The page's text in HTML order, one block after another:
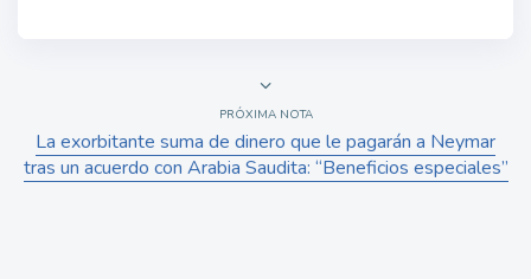
PRÓXIMA NOTA
La exorbitante suma de dinero que le pagarán a Neymar
tras un acuerdo con Arabia Saudita: “Beneficios especiales”